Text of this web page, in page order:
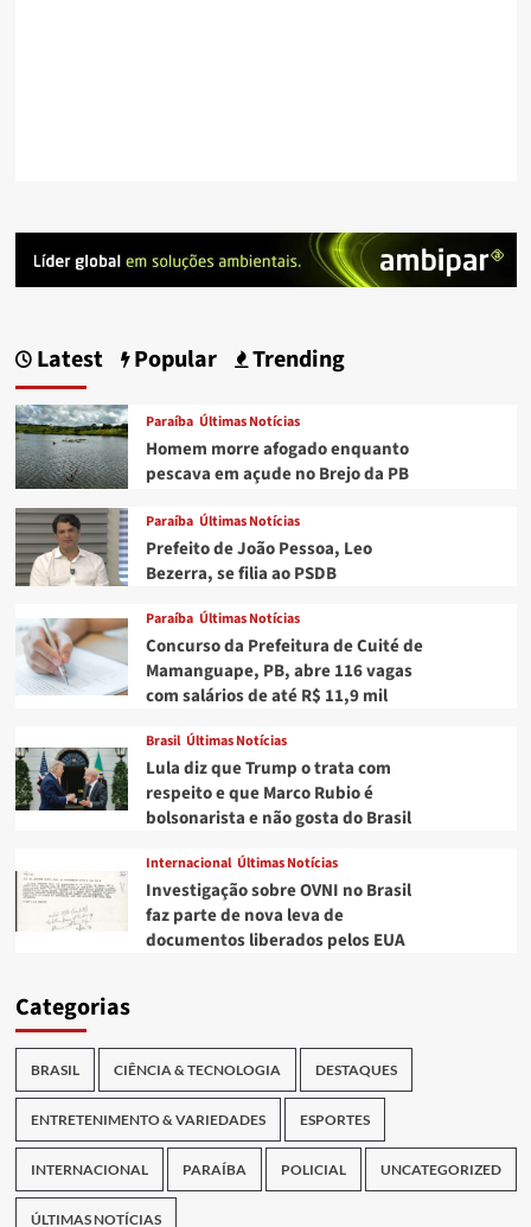
Latest Popular Trending
Paraíba Últimas Notícias
Homem morre afogado enquanto
pescava em açude no Brejo da PB
Paraíba Últimas Notícias
Prefeito de João Pessoa, Leo
Bezerra, se filia ao PSDB
Paraíba Últimas Notícias
Concurso da Prefeitura de Cuité de
Mamanguape, PB, abre 116 vagas
com salários de até R$ 11,9 mil
Brasil Últimas Notícias
Lula diz que Trump o trata com
respeito e que Marco Rubio é
bolsonarista e não gosta do Brasil
Internacional Últimas Notícias
Investigação sobre OVNI no Brasil
faz parte de nova leva de
documentos liberados pelos EUA
Categorias
BRASIL CIÊNCIA & TECNOLOGIA DESTAQUES
ENTRETENIMENTO & VARIEDADES ESPORTES
INTERNACIONAL PARAÍBA POLICIAL UNCATEGORIZED
ÚLTIMAS NOTÍCIAS